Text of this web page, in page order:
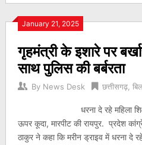
January 21, 2025
गृहमंत्री के इशारे पर
साथ पुलिस की बर्बरता
By News Desk छत्तीसगढ़,
धरना दे रहे महिला
ऊपर कूदा, मारपीट की रायपुर. प्रदेश
ठाकुर ने कहा कि मरीन ड्राइव में धरना दे रहे